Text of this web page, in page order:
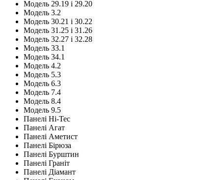
Модель 29.19 і 29.20
Модель 3.2
Модель 30.21 і 30.22
Модель 31.25 і 31.26
Модель 32.27 і 32.28
Модель 33.1
Модель 34.1
Модель 4.2
Модель 5.3
Модель 6.3
Модель 7.4
Модель 8.4
Модель 9.5
Панелі Hi-Tec
Панелі Агат
Панелі Аметист
Панелі Бірюза
Панелі Бурштин
Панелі Граніт
Панелі Діамант